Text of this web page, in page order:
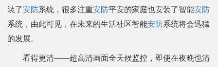
装了安防系统，很多注重安防平安的家庭也安装了智能安防
系统，由此可见，在未来的生活社区智能安防系统将会迅猛
的发展。
看得更清——超高清画面全天候监控，即使在夜晚也清